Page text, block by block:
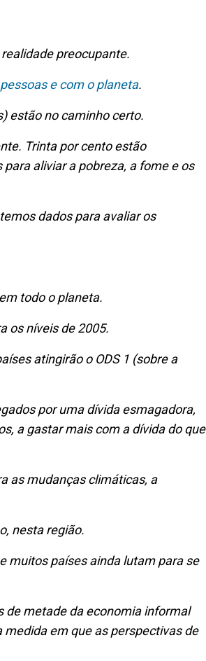
preocupante.
e com o planeta.
estão no caminho certo.
Trinta por cento estão
aliviar a pobreza, a fome e os
dados para avaliar os
todo o planeta.
os níveis de 2005.
atingirão o ODS 1 (sobre a
por uma dívida esmagadora,
a gastar mais com a dívida do que
as mudanças climáticas, a
nesta região.
muitos países ainda lutam para se
de metade da economia informal
em que as perspectivas de